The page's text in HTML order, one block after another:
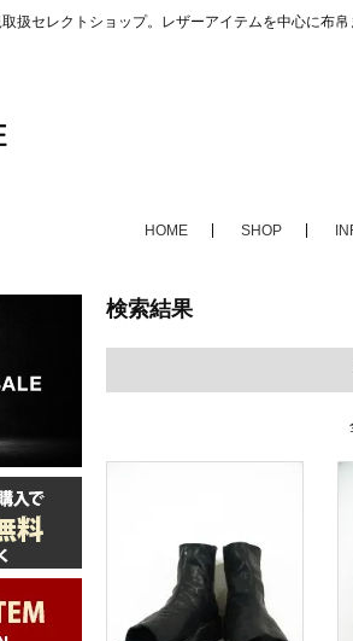
扱セレクトショップ。レザーアイテムを中心に布
HOME SHOP
検索結果